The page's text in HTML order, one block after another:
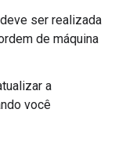
ser realizada
de máquina
a
você